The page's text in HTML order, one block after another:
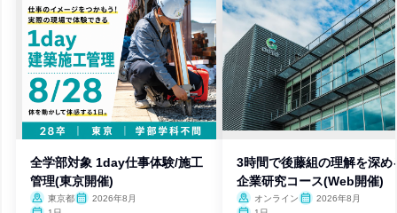
全学部対象 1day仕事体験/施工
管理(東京開催)
東京都
2026年8月
3時間で後藤組の理解を深め
企業研究コース(Web開催)
オンライン
2026年8月